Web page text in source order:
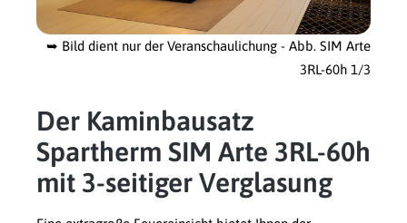
➥ Bild dient nur der Veranschaulichung - Abb. SIM Arte
3RL-60h 1/3
Der Kaminbausatz
Spartherm SIM Arte 3RL-60h
mit 3-seitiger Verglasung